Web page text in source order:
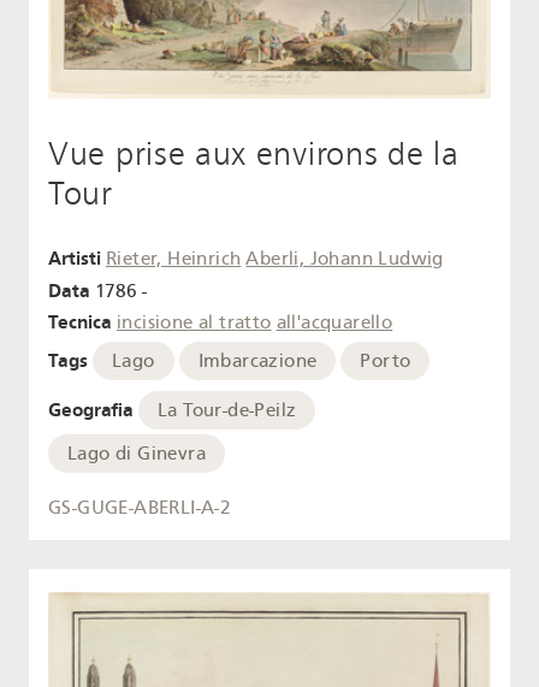
Vue prise aux environs de la
Tour
Artisti Rieter, Heinrich Aberli, Johann Ludwig
Data 1786 -
Tecnica incisione al tratto all'acquarello
Tags Lago Imbarcazione Porto
Geografia
La Tour-de-Peilz
Lago di Ginevra
GS-GUGE-ABERLI-A-2